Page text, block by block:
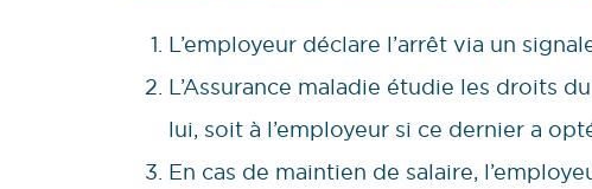
L’employeur déclare l’arrêt via un
L’Assurance maladie étudie les droits
lui, soit à l’employeur si ce dernier a
En cas de maintien de salaire,